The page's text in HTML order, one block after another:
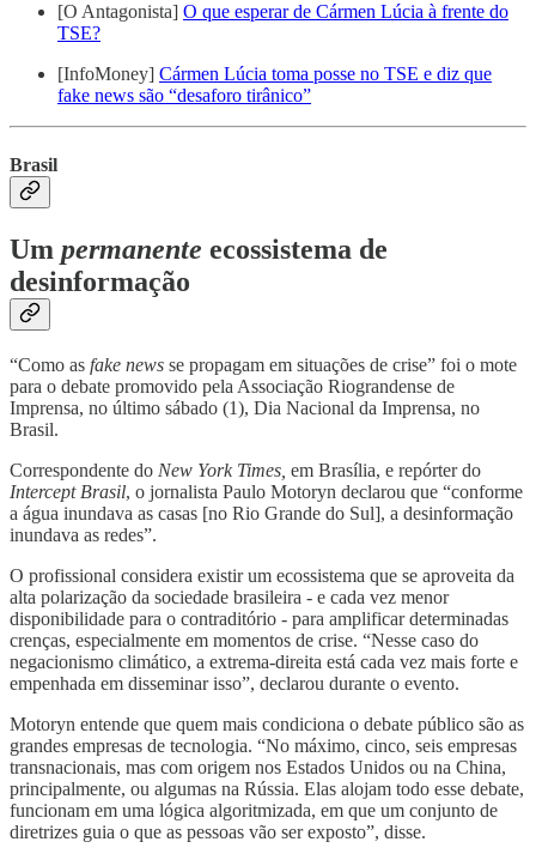
[O Antagonista] O que esperar de Cármen Lúcia à frente do
TSE?
[InfoMoney] Cármen Lúcia toma posse no TSE e diz que
fake news são “desaforo tirânico”
Brasil
Um permanente ecossistema de
desinformação
“Como as fake news se propagam em situações de crise” foi o mote
para o debate promovido pela Associação Riograndense de
Imprensa, no último sábado (1), Dia Nacional da Imprensa, no
Brasil.
Correspondente do New York Times, em Brasília, e repórter do
Intercept Brasil, o jornalista Paulo Motoryn declarou que “conforme
a água inundava as casas [no Rio Grande do Sul], a desinformação
inundava as redes”.
O profissional considera existir um ecossistema que se aproveita da
alta polarização da sociedade brasileira - e cada vez menor
disponibilidade para o contraditório - para amplificar determinadas
crenças, especialmente em momentos de crise. “Nesse caso do
negacionismo climático, a extrema-direita está cada vez mais forte e
empenhada em disseminar isso”, declarou durante o evento.
Motoryn entende que quem mais condiciona o debate público são as
grandes empresas de tecnologia. “No máximo, cinco, seis empresas
transnacionais, mas com origem nos Estados Unidos ou na China,
principalmente, ou algumas na Rússia. Elas alojam todo esse debate,
funcionam em uma lógica algoritmizada, em que um conjunto de
diretrizes guia o que as pessoas vão ser exposto”, disse.